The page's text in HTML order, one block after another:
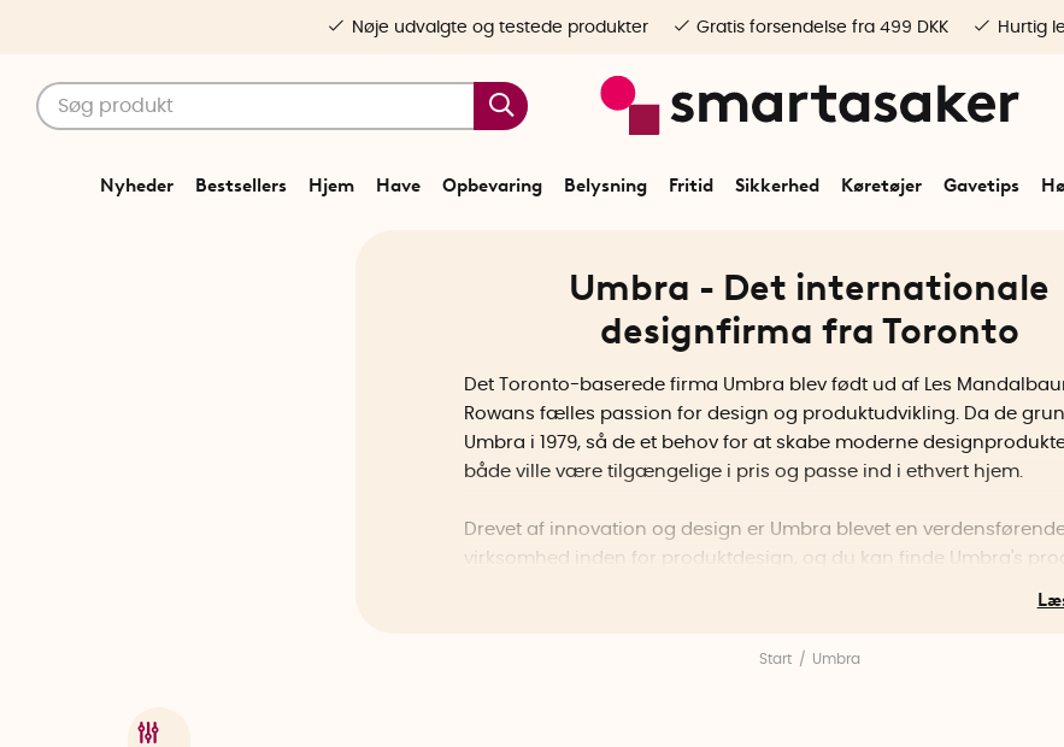
Nyheder Bestsellers Hjem Have Opbevaring Belysning Fritid Sikkerhed Køretøjer Gavetips
Nøje udvalgte og testede produkter Gratis forsendelse fra 499 DKK Hurtig
Umbra - Det internationale
designfirma fra Toronto
Det Toronto-baserede firma Umbra blev født ud af Les
Rowans fælles passion for design og produktudvikling. Da de
Umbra i 1979, så de et behov for at skabe moderne
både ville være tilgængelige i pris og passe ind i ethvert hjem.
Drevet af innovation og design er Umbra blevet en
virksomhed inden for produktdesign, og du kan finde Umbra's
Start Umbra